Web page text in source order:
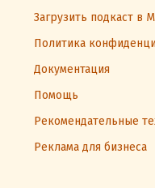
Загрузить подкаст в
Политика
Документация
Помощь
Рекомендательные
Реклама для бизнеса